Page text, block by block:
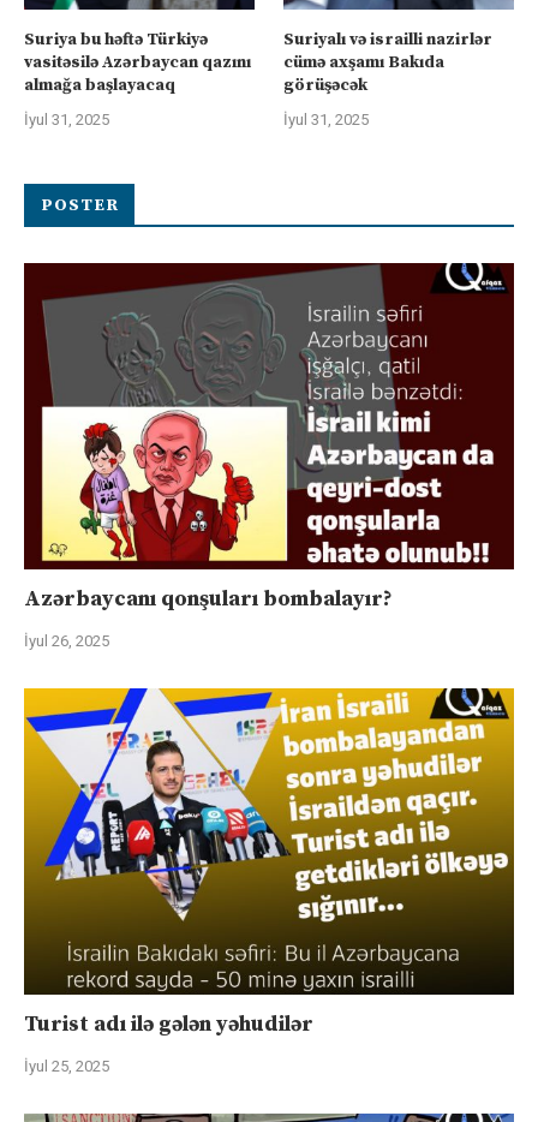
Suriya bu həftə Türkiyə
vasitəsilə Azərbaycan qazını
almağa başlayacaq
İyul 31, 2025
Suriyalı və israilli nazirlər
cümə axşamı Bakıda
görüşəcək
İyul 31, 2025
POSTER
Azərbaycanı qonşuları bombalayır?
İyul 26, 2025
Turist adı ilə gələn yəhudilər
İyul 25, 2025